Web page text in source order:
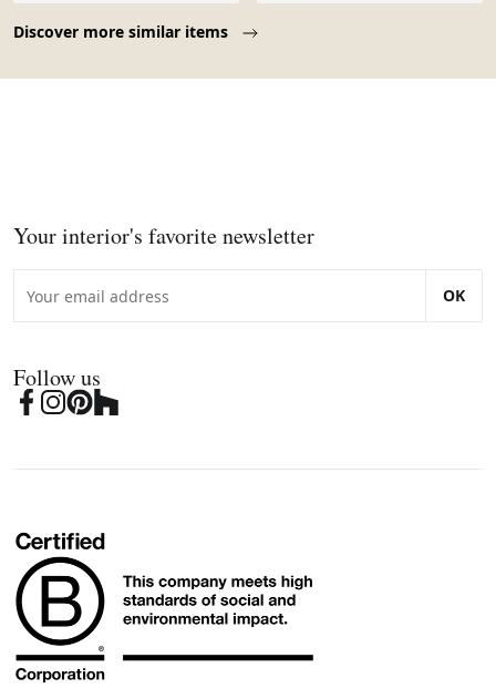
Discover more similar items
Your interior's favorite newsletter
OK
Follow us